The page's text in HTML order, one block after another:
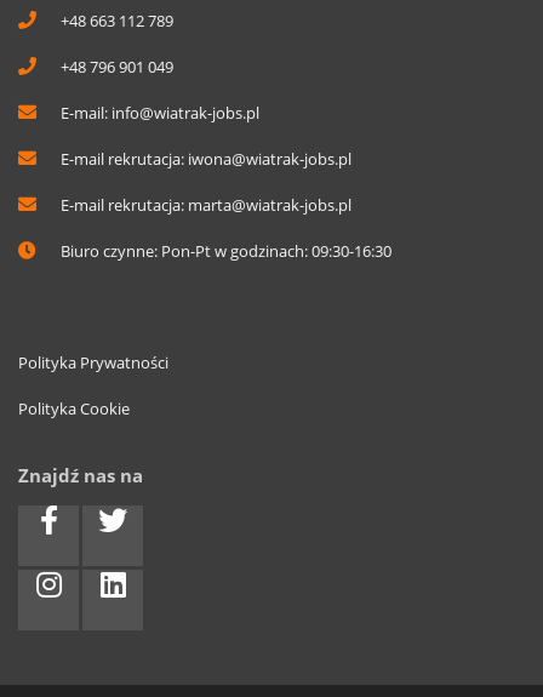
+48 663 112 789
+48 796 901 049
E-mail: info@wiatrak-jobs.pl
E-mail rekrutacja: iwona@wiatrak-jobs.pl
E-mail rekrutacja: marta@wiatrak-jobs.pl
Biuro czynne: Pon-Pt w godzinach: 09:30-16:30
Polityka Prywatności
Polityka Cookie
Znajdź nas na